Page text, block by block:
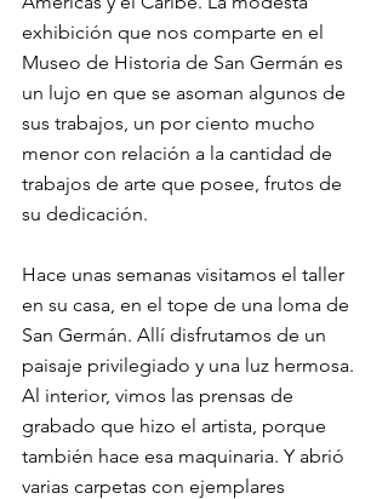
exhibición que nos comparte en el
Museo de Historia de San Germán es
un lujo en que se asoman algunos de
sus trabajos, un por ciento mucho
menor con relación a la cantidad de
trabajos de arte que posee, frutos de
su dedicación.
Hace unas semanas visitamos el taller
en su casa, en el tope de una loma de
San Germán. Allí disfrutamos de un
paisaje privilegiado y una luz hermosa.
Al interior, vimos las prensas de
grabado que hizo el artista, porque
también hace esa maquinaria. Y abrió
varias carpetas con ejemplares